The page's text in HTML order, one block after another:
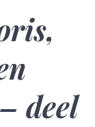
deel